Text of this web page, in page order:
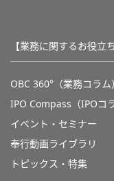
【業務に関するお役立
OBC 360°（業務コラム
IPO Compass（IPOコ
イベント・セミナー
奉行動画ライブラリ
トピックス・特集